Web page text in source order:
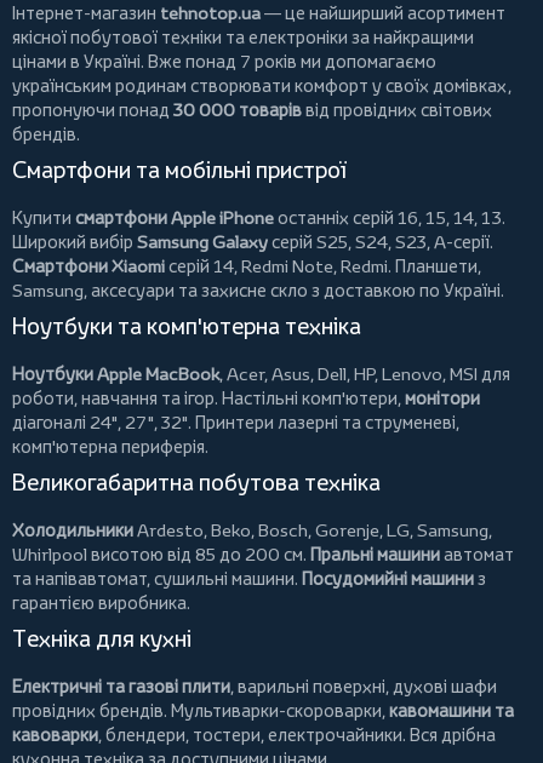
Інтернет-магазин tehnotop.ua— це найширший асортимент
якісної побутової техніки та електроніки за найкращими
цінами в Україні. Вже понад 7 років ми допомагаємо
українським родинам створювати комфорт у своїх домівках,
пропонуючи понад 30 000 товаріввід провідних світових
брендів.
Смартфони та мобільні пристрої
Купити смартфони Apple iPhoneостанніх серій 16, 15, 14, 13.
Широкий вибір Samsung Galaxyсерій S25, S24, S23, A-серії.
Смартфони Xiaomiсерій 14, Redmi Note, Redmi. Планшети,
Samsung, аксесуари тазахисне скло з доставкою по Україні.
Ноутбуки та комп'ютерна техніка
Ноутбуки Apple MacBook,Acer,Asus,Dell,HP,Lenovo,MSI для
роботи, навчання та ігор. Настільні комп'ютери,монітори
діагоналі 24", 27", 32". Принтери лазерні та струменеві,
комп'ютерна периферія.
Великогабаритна побутова техніка
ХолодильникиArdesto,Beko,Bosch,Gorenje,LG,Samsung,
Whirlpool висотою від 85 до 200 см. Пральні машиниавтомат
та напівавтомат,сушильні машини. Посудомийні машиниз
гарантією виробника.
Техніка для кухні
Електричні та газові плити, варильні поверхні, духові шафи
провідних брендів. Мультиварки-скороварки,кавомашини та
кавоварки,блендери, тостери,електрочайники. Вся дрібна